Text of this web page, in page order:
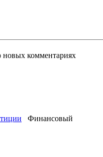
новых комментариях
Финансовый